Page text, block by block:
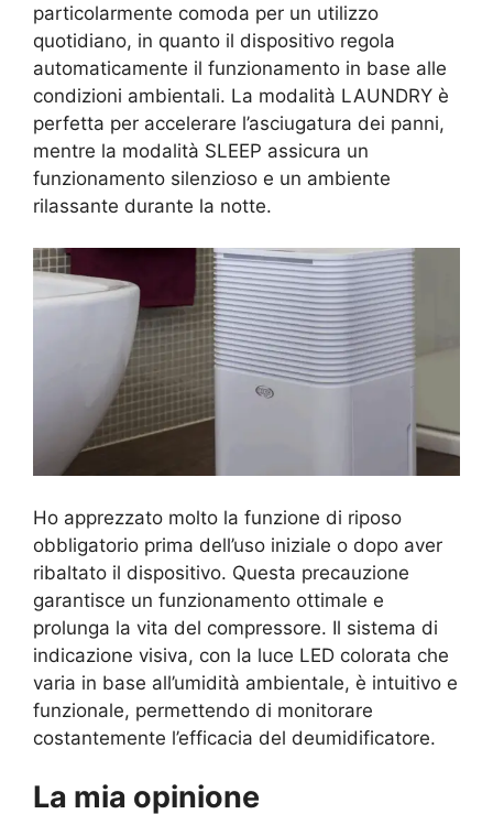
particolarmente comoda per un utilizzo
quotidiano, in quanto il dispositivo regola
automaticamente il funzionamento in base alle
condizioni ambientali. La modalità LAUNDRY è
perfetta per accelerare l’asciugatura dei panni,
mentre la modalità SLEEP assicura un
funzionamento silenzioso e un ambiente
rilassante durante la notte.
Ho apprezzato molto la funzione di riposo
obbligatorio prima dell’uso iniziale o dopo aver
ribaltato il dispositivo. Questa precauzione
garantisce un funzionamento ottimale e
prolunga la vita del compressore. Il sistema di
indicazione visiva, con la luce LED colorata che
varia in base all’umidità ambientale, è intuitivo e
funzionale, permettendo di monitorare
costantemente l’efficacia del deumidificatore.
La mia opinione